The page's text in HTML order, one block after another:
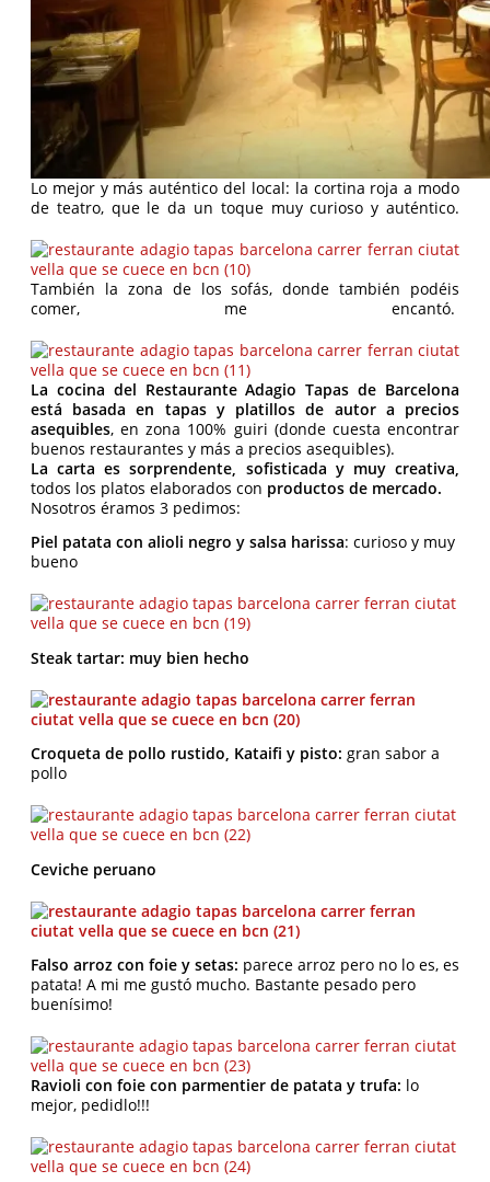
Lo mejor y más auténtico del local: la cortina roja a modo
de teatro, que le da un toque muy curioso y auténtico.
También la zona de los sofás, donde también podéis
comer, me encantó.
La cocina del Restaurante Adagio Tapas de Barcelona
está basada en tapas y platillos de autor a precios
asequibles, en zona 100% guiri (donde cuesta encontrar
buenos restaurantes y más a precios asequibles).
La carta es sorprendente, sofisticada y muy creativa,
todos los platos elaborados con productos de mercado.
Nosotros éramos 3 pedimos:
Piel patata con alioli negro y salsa harissa: curioso y muy
bueno
Steak tartar: muy bien hecho
Croqueta de pollo rustido, Kataifi y pisto: gran sabor a
pollo
Ceviche peruano
Falso arroz con foie y setas: parece arroz pero no lo es, es
patata! A mi me gustó mucho. Bastante pesado pero
buenísimo!
Ravioli con foie con parmentier de patata y trufa: lo
mejor, pedidlo!!!